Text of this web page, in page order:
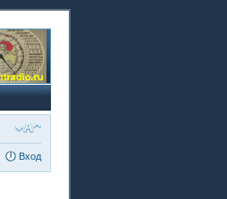
Вход